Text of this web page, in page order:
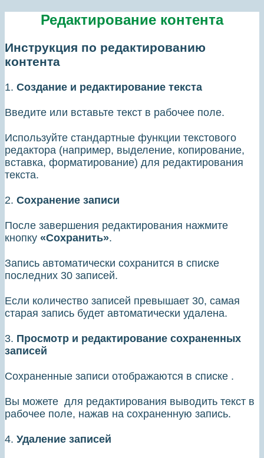
Редактирование контента
Инструкция по редактированию
контента
1. Создание и редактирование текста
Введите или вставьте текст в рабочее поле.
Используйте стандартные функции текстового
редактора (например, выделение, копирование,
вставка, форматирование) для редактирования
текста.
2. Сохранение записи
После завершения редактирования нажмите
кнопку «Сохранить».
Запись автоматически сохранится в списке
последних 30 записей.
Если количество записей превышает 30, самая
старая запись будет автоматически удалена.
3. Просмотр и редактирование сохраненных
записей
Сохраненные записи отображаются в списке .
Вы можете для редактирования выводить текст в
рабочее поле, нажав на сохраненную запись.
4. Удаление записей